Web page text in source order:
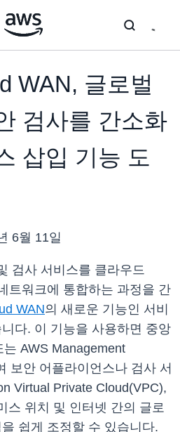
WAN, 글로벌
검사를 간소화
삽입 기능 도
6월 11일
검사 서비스를 클라우드
트워크에 통합하는 과정을 간
WAN의 새로운 기능인 서비
다. 이 기능을 사용하면 중앙
AWS Management
보안 어플라이언스나 검사 서
Virtual Private Cloud(VPC),
스 위치 및 인터넷 간의 글로
쉽게 조정할 수 있습니다.